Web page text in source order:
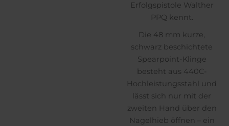
Erfolgspistole Walther
PPQ kennt.
Die 48 mm kurze,
schwarz beschichtete
Spearpoint-Klinge
besteht aus 440C-
Hochleistungsstahl und
lässt sich nur mit der
zweiten Hand über den
Nagelhieb öffnen – ein